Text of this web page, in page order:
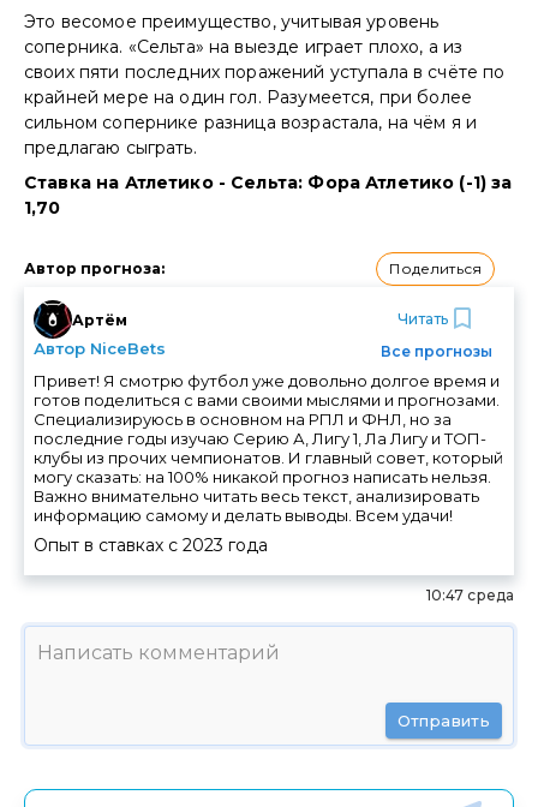
Это весомое преимущество, учитывая уровень
соперника. «Сельта» на выезде играет плохо, а из
своих пяти последних поражений уступала в счёте по
крайней мере на один гол. Разумеется, при более
сильном сопернике разница возрастала, на чём я и
предлагаю сыграть.
Ставка на Атлетико - Сельта: Фора Атлетико (-1) за
1,70
Автор прогноза: Поделиться
Артём
Автор NiceBets
Читать
Все прогнозы
Привет! Я смотрю футбол уже довольно долгое время и
готов поделиться с вами своими мыслями и прогнозами.
Специализируюсь в основном на РПЛ и ФНЛ, но за
последние годы изучаю Серию А, Лигу 1, Ла Лигу и ТОП-
клубы из прочих чемпионатов. И главный совет, который
могу сказать: на 100% никакой прогноз написать нельзя.
Важно внимательно читать весь текст, анализировать
информацию самому и делать выводы. Всем удачи!
Опыт в ставках с 2023 года
10:47 среда
Отправить